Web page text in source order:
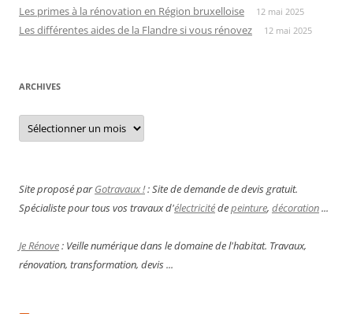
Les primes à la rénovation en Région bruxelloise 12 mai 2025
Les différentes aides de la Flandre si vous rénovez 12 mai 2025
ARCHIVES
Archives
Site proposé parGotravaux !: Site de demande de devis gratuit.
Spécialiste pour tous vos travaux d'électricitédepeinture, décoration...
Je Rénove: Veille numérique dans le domaine de l'habitat. Travaux,
rénovation, transformation, devis ...